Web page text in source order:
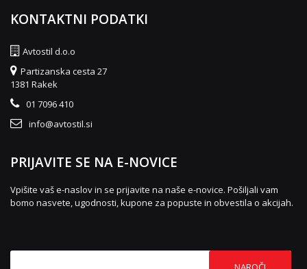
KONTAKTNI PODATKI
Avtostil d.o.o
Partizanska cesta 27
1381 Rakek
01 7096 410
info@avtostil.si
PRIJAVITE SE NA E-NOVICE
Vpišite vaš e-naslov in se prijavite na naše e-novice. Pošiljali vam
bomo nasvete, ugodnosti, kupone za popuste in obvestila o akcijah.